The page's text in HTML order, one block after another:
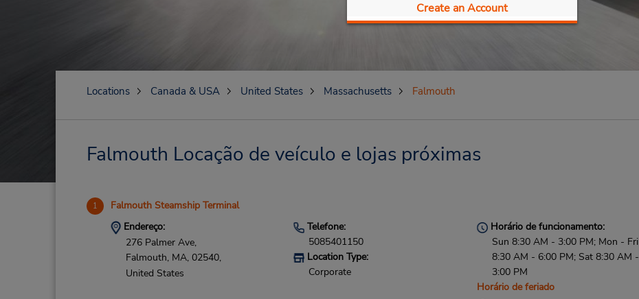
Create an Account
Locations Canada & USA United States Massachusetts Falmouth
Falmouth Locação de veículo e lojas próximas
1 Falmouth Steamship Terminal
Endereço:
276 Palmer Ave,
Falmouth, MA, 02540,
United States
Telefone:
5085401150
Location Type:
Corporate
Horário de funcionamento:
Sun 8:30 AM - 3:00 PM; Mon - Fri
8:30 AM - 6:00 PM; Sat 8:30 AM -
3:00 PM
Horário de feriado